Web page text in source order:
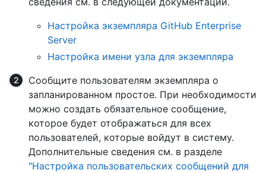
Настройка экземпляра GitHub Enterprise
Server
Настройка имени узла для экземпляра
Сообщите пользователям экземпляра о
запланированном простое. При необходимости
можно создать обязательное сообщение,
которое будет отображаться для всех
пользователей, которые войдут в систему.
Дополнительные сведения см. в разделе
"Настройка пользовательских сообщений для